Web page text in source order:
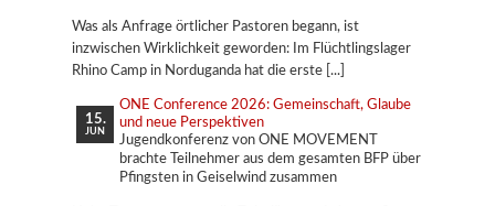
Was als Anfrage örtlicher Pastoren begann, ist
inzwischen Wirklichkeit geworden: Im Flüchtlingslager
Rhino Camp in Norduganda hat die erste
15.
JUN
ONE Conference 2026: Gemeinschaft, Glaube
und neue Perspektiven
Jugendkonferenz von ONE MOVEMENT
brachte Teilnehmer aus dem gesamten BFP über
Pfingsten in Geiselwind zusammen